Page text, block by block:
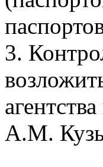
3.
А.М.